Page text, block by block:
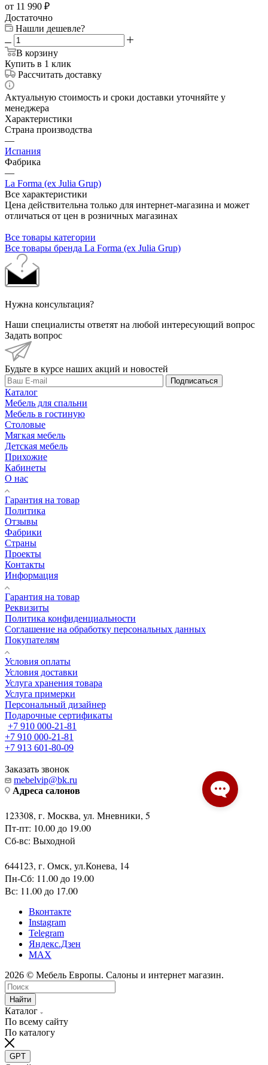
от 11 990 ₽
Достаточно
Нашли дешевле?
В корзину
Купить в 1 клик
Рассчитать доставку
Актуальную стоимость и сроки доставки уточняйте у
менеджера
Характеристики
Страна производства
—
Испания
Фабрика
—
La Forma (ex Julia Grup)
Все характеристики
Цена действительна только для интернет-магазина и может
отличаться от цен в розничных магазинах
Все товары категории
Все товары бренда La Forma (ex Julia Grup)
Нужна консультация?
Наши специалисты ответят на любой интересующий вопрос
Задать вопрос
Будьте в курсе наших акций и новостей
Подписаться
Каталог
Мебель для спальни
Мебель в гостиную
Столовые
Мягкая мебель
Детская мебель
Прихожие
Кабинеты
О нас
Гарантия на товар
Политика
Отзывы
Фабрики
Страны
Проекты
Контакты
Информация
Гарантия на товар
Реквизиты
Политика конфиденциальности
Соглашение на обработку персональных данных
Покупателям
Условия оплаты
Условия доставки
Услуга хранения товара
Услуга примерки
Персональный дизайнер
Подарочные сертификаты
+7 910 000-21-81
+7 910 000-21-81
+7 913 601-80-09
Заказать звонок
mebelvip@bk.ru
Адреса салонов
123308, г. Москва, ул. Мневники, 5
Пт-пт: 10.00 до 19.00
Сб-вс: Выходной
644123, г. Омск, ул.Конева, 14
Пн-Сб: 11.00 до 19.00
Вс: 11.00 до 17.00
Вконтакте
Instagram
Telegram
Яндекс.Дзен
MAX
2026 © Мебель Европы. Салоны и интернет магазин.
Найти
Каталог
По всему сайту
По каталогу
GPT